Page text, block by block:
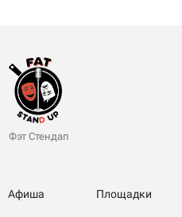
Фэт Стендап
Афиша Площадки